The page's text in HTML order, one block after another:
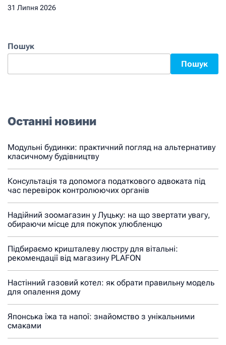
31 Липня 2026
Пошук
Пошук
Останні новини
Модульні будинки: практичний погляд на альтернативу
класичному будівництву
Консультація та допомога податкового адвоката під
час перевірок контролюючих органів
Надійний зоомагазин у Луцьку: на що звертати увагу,
обираючи місце для покупок улюбленцю
Підбираємо кришталеву люстру для вітальні:
рекомендації від магазину PLAFON
Настінний газовий котел: як обрати правильну модель
для опалення дому
Японська їжа та напої: знайомство з унікальними
смаками